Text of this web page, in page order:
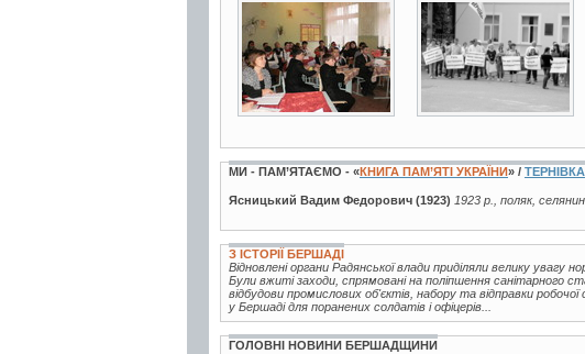
3 фото 2 фото
МИ - ПАМ’ЯТАЄМО - «КНИГА ПАМ’ЯТІ УКРАЇНИ» / ТЕРНІВКА
Ясницький Вадим Федорович (1923) 1923 р., поляк,
З ІСТОРІЇ БЕРШАДІ
Відновлені органи Радянської влади приділяли велику
Були вжиті заходи, спрямовані на поліпшення санітарного
відбудови промислових об'єктів, набору та відправки
у Бершаді для поранених солдатів і офіцерів...
ГОЛОВНІ НОВИНИ БЕРШАДЩИНИ